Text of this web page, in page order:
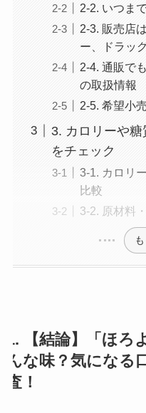
2-2. いつま
2-3. 販売店
ー、ドラッ
2-4. 通販で
の取扱情報
2-5. 希望小
3. カロリーや
をチェック
3-1. カロリ
比較
3-2. 原材料
1. 【結論】「ほろ
んな味？気になる
査！